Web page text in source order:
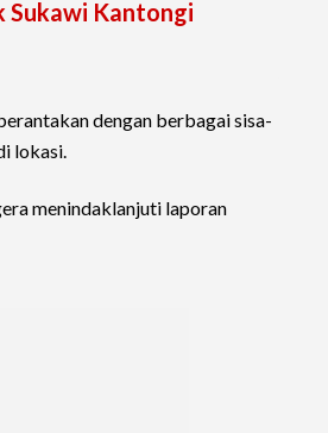
Sukawi Kantongi
dengan berbagai sisa-
lokasi.
menindaklanjuti laporan